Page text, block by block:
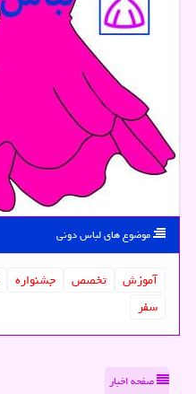
موضوع های لباس دونی
آموزش تخصص جشنواره
سفر
صفحه اخبار